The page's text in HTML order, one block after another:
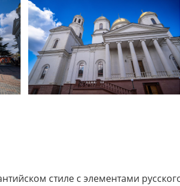
стиле с элементами